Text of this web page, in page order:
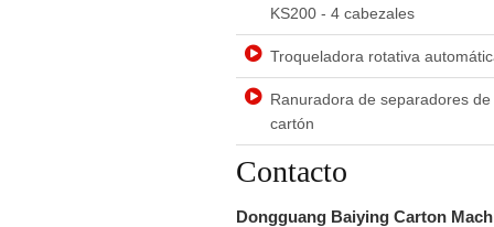
KS200 - 4 cabezales
Troqueladora rotativa
Ranuradora de separadores de
cartón
Contacto
Dongguang Baiying Carton